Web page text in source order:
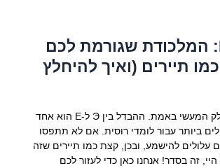
בין Э ל-Е: המלכודת שגורמת לכם
תיירים (ואיך להיחלץ
אוקיי, הגענו לחלק המעשי באמת. ההבדל בין Э ל-Е הוא אחד
ביותר עבור לומדי רוסית. אם לא תתפסו
להישמע, ובכן, קצת כמו תיירים שזה
זה בסדר! אנחנו כאן כדי לעזור לכם